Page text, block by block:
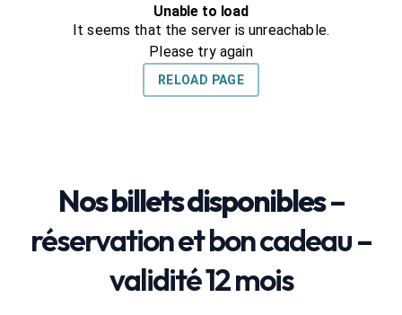
Nos billets disponibles–
réservation et bon cadeau –
validité 12 mois